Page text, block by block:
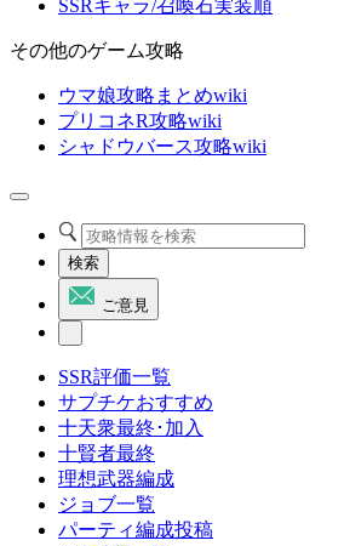
SSRキャラ/召喚石実装順
その他のゲーム攻略
ウマ娘攻略まとめwiki
プリコネR攻略wiki
シャドウバース攻略wiki
検索
ご意見
SSR評価一覧
サプチケおすすめ
十天衆最終･加入
十賢者最終
理想武器編成
ジョブ一覧
パーティ編成投稿